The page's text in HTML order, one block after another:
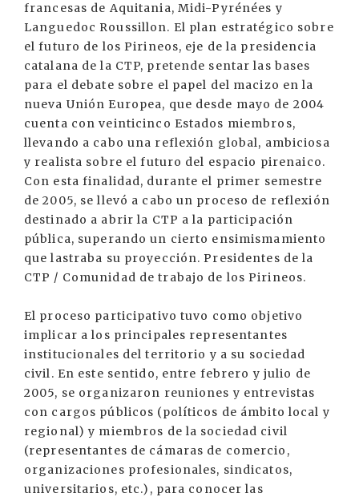
francesas de Aquitania, Midi-Pyrénées y
Languedoc Roussillon. El plan estratégico sobre
el futuro de los Pirineos, eje de la presidencia
catalana de la CTP, pretende sentar las bases
para el debate sobre el papel del macizo en la
nueva Unión Europea, que desde mayo de 2004
cuenta con veinticinco Estados miembros,
llevando a cabo una reflexión global, ambiciosa
y realista sobre el futuro del espacio pirenaico.
Con esta finalidad, durante el primer semestre
de 2005, se llevó a cabo un proceso de reflexión
destinado a abrir la CTP a la participación
pública, superando un cierto ensimismamiento
que lastraba su proyección. Presidentes de la
CTP / Comunidad de trabajo de los Pirineos.
El proceso participativo tuvo como objetivo
implicar a los principales representantes
institucionales del territorio y a su sociedad
civil. En este sentido, entre febrero y julio de
2005, se organizaron reuniones y entrevistas
con cargos públicos (políticos de ámbito local y
regional) y miembros de la sociedad civil
(representantes de cámaras de comercio,
organizaciones profesionales, sindicatos,
universitarios, etc.), para conocer las